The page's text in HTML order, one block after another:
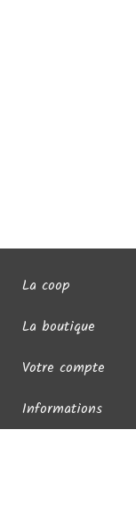
La coop
La boutique
Votre compte
Informations